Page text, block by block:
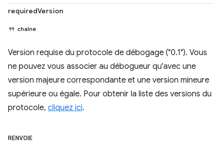
requiredVersion
chaîne
Version requise du protocole de débogage ("0.1"). Vous
ne pouvez vous associer au débogueur qu'avec une
version majeure correspondante et une version mineure
supérieure ou égale. Pour obtenir la liste des versions du
protocole, cliquez ici.
RENVOIE